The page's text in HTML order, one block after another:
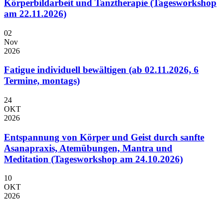
Körperbildarbeit und Tanztherapie (Tagesworkshop
am 22.11.2026)
02
Nov
2026
Fatigue individuell bewältigen (ab 02.11.2026, 6
Termine, montags)
24
OKT
2026
Entspannung von Körper und Geist durch sanfte
Asanapraxis, Atemübungen, Mantra und
Meditation (Tagesworkshop am 24.10.2026)
10
OKT
2026